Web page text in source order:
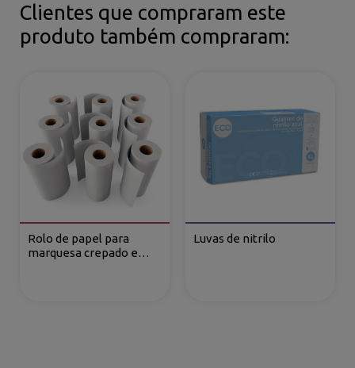
Clientes que compraram este
produto também compraram:
Rolo de papel para
marquesa crepado e
Luvas de nitrilo